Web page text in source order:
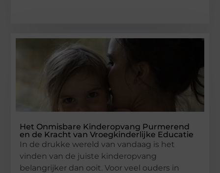
Het Onmisbare Kinderopvang Purmerend
en de Kracht van Vroegkinderlijke Educatie
In de drukke wereld van vandaag is het
vinden van de juiste kinderopvang
belangrijker dan ooit. Voor veel ouders in